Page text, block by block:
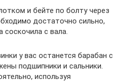
и бейте по болту через
достаточно сильно,
соскочила с вала.
у вас останется барабан с
подшипники и сальники.
используя